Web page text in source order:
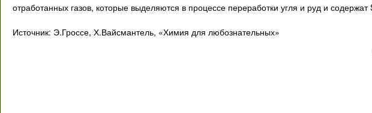
отработанных газов, которые выделяются в процессе переработки угля и руд и содержат
Источник: Э.Гроссе, Х.Вайсмантель, «Химия для любознательных»